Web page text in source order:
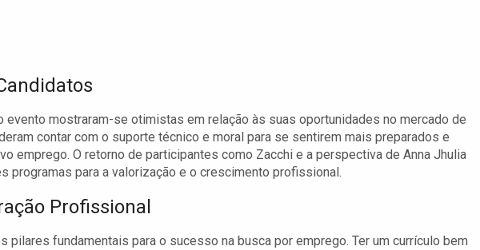
evento mostraram-se otimistas em relação às suas oportunidades no mercado de
contar com o suporte técnico e moral para se sentirem mais preparados e
emprego. O retorno de participantes como Zacchi e a perspectiva de Anna Jhulia
programas para a valorização e o crescimento profissional.
Profissional
pilares fundamentais para o sucesso na busca por emprego. Ter um currículo bem